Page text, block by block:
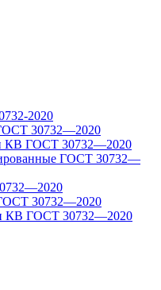
2020
30732—2020
КВ ГОСТ 30732—2020
ГОСТ 30732—
30732—2020
КВ ГОСТ 30732—2020